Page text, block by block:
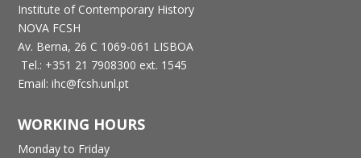
Institute of Contemporary History
NOVA FCSH
Av. Berna, 26 C 1069-061 LISBOA
Tel.: +351 21 7908300 ext. 1545
Email: ihc@fcsh.unl.pt
WORKING HOURS
Monday to Friday